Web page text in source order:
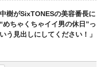
樹がSixTONESの美容番長に
“めちゃくちゃイイ男の休日”っ
う見出しにしてください！」